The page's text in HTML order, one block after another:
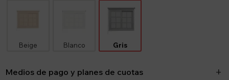
Beige Blanco Gris
Medios de pago y planes de cuotas